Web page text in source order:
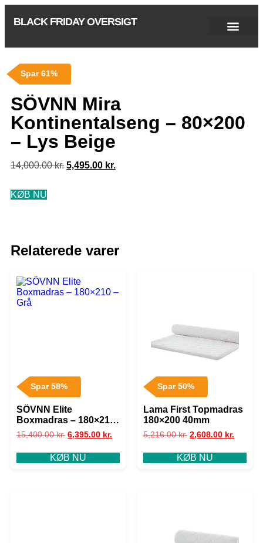
BLACK FRIDAY OVERSIGT
Spar 61%
SÖVNN Mira
Kontinentalseng – 80×200
– Lys Beige
14,000.00kr. 5,495.00 kr.
KØB NU
Relaterede varer
Spar 58%
SÖVNN Elite
Boxmadras – 180×210
– Grå
15,400.00kr. 6,395.00 kr.
KØB NU
Spar 50%
Lama First Topmadras
180×200 40mm
5,216.00kr. 2,608.00 kr.
KØB NU